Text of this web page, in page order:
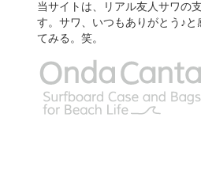
当サイトは、リアル友人サワの
す。サワ、いつもありがとう♪
てみる。笑。